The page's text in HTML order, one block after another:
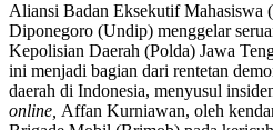
Aliansi Badan Eksekutif Mahasiswa
Diponegoro (Undip) menggelar
Kepolisian Daerah (Polda) Jawa
ini menjadi bagian dari rentetan
daerah di Indonesia, menyusul
online, Affan Kurniawan, oleh